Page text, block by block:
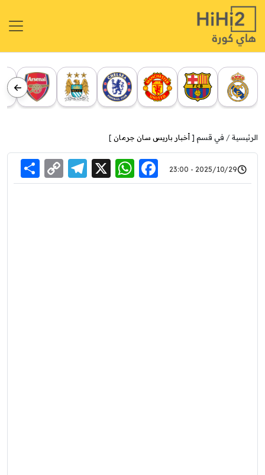
الرئيسية في قسم [ أخبار باريس سان جرمان ]
2025/10/29 - 23:00
Facebook
WhatsApp
X
Link